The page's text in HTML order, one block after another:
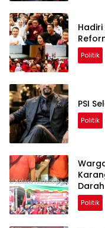
Politik
PSI
Politik
Darah
Politik